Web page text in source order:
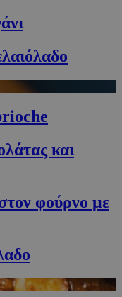
και
φούρνο με